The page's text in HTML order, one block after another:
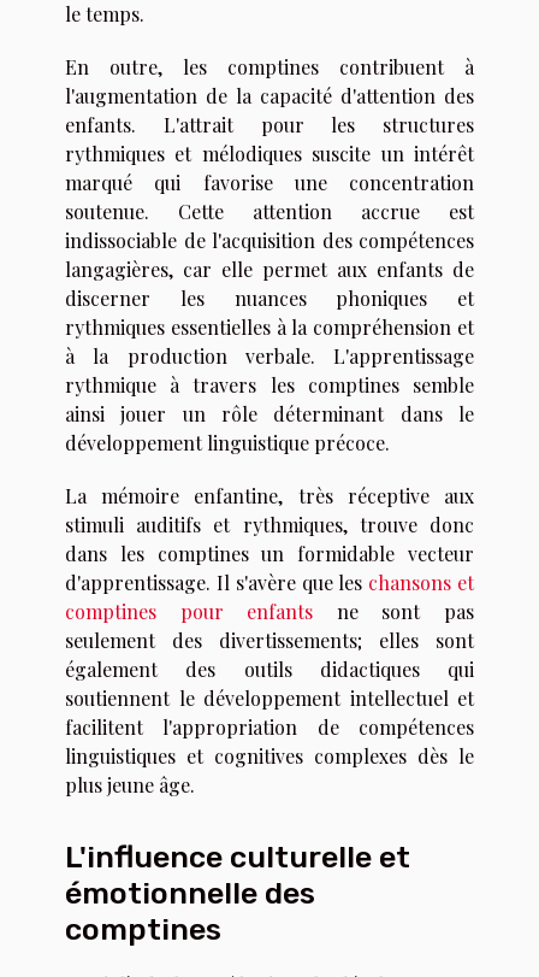
le temps.
En outre, les comptines contribuent à
l'augmentation de la capacité d'attention des
enfants. L'attrait pour les structures
rythmiques et mélodiques suscite un intérêt
marqué qui favorise une concentration
soutenue. Cette attention accrue est
indissociable de l'acquisition des compétences
langagières, car elle permet aux enfants de
discerner les nuances phoniques et
rythmiques essentielles à la compréhension et
à la production verbale. L'apprentissage
rythmique à travers les comptines semble
ainsi jouer un rôle déterminant dans le
développement linguistique précoce.
La mémoire enfantine, très réceptive aux
stimuli auditifs et rythmiques, trouve donc
dans les comptines un formidable vecteur
d'apprentissage. Il s'avère que les chansons et
comptines pour enfants ne sont pas
seulement des divertissements; elles sont
également des outils didactiques qui
soutiennent le développement intellectuel et
facilitent l'appropriation de compétences
linguistiques et cognitives complexes dès le
plus jeune âge.
L'influence culturelle et
émotionnelle des
comptines